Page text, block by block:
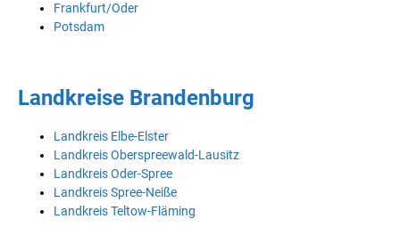
Frankfurt/Oder
Potsdam
Landkreise Brandenburg
Landkreis Elbe-Elster
Landkreis Oberspreewald-Lausitz
Landkreis Oder-Spree
Landkreis Spree-Neiße
Landkreis Teltow-Fläming